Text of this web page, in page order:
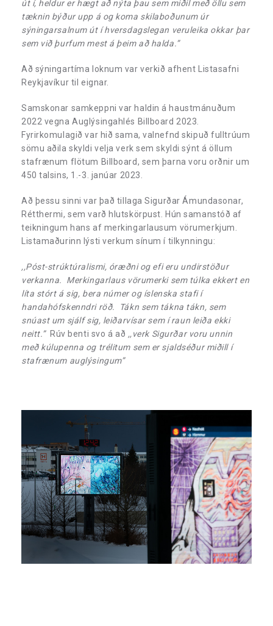
út í, heldur er hægt að nýta þau sem miðil með öllu sem
tæknin býður upp á og koma skilaboðunum úr
sýningarsalnum út í hversdagslegan veruleika okkar þar
sem við þurfum mest á þeim að halda.”
Að sýningartíma loknum var verkið afhent Listasafni
Reykjavíkur til eignar.
Samskonar samkeppni var haldin á haustmánuðum
2022 vegna Auglýsingahlés Billboard 2023.
Fyrirkomulagið var hið sama, valnefnd skipuð fulltrúum
sömu aðila skyldi velja verk sem skyldi sýnt á öllum
stafrænum flötum Billboard, sem þarna voru orðnir um
450 talsins, 1.-3. janúar 2023.
Að þessu sinni var það tillaga Sigurðar Ámundasonar,
Rétthermi, sem varð hlutskörpust. Hún samanstóð af
teikningum hans af merkingarlausum vörumerkjum.
Listamaðurinn lýsti verkum sínum í tilkynningu:
,,Póst-strúktúralismi, óræðni og efi eru undirstöður
verkanna. Merkingarlaus vörumerki sem túlka ekkert en
líta stórt á sig, bera númer og íslenska stafi í
handahófskenndri röð. Tákn sem tákna tákn, sem
snúast um sjálf sig, leiðarvísar sem í raun leiða ekki
neitt.”Rúv benti svo á að ,,verk Sigurðar voru unnin
með kúlupenna og trélitum sem er sjaldséður miðill í
stafrænum auglýsingum”